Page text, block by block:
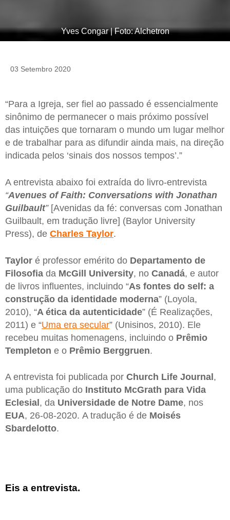
Yves Congar | Foto: Alchetron
03 Setembro 2020
“Para a Igreja, ser fiel ao passado é essencialmente
sinônimo de permanecer o mais próximo possível
das intuições que tornaram o mundo um lugar melhor
e de trabalhar para as difundir ainda mais, na direção
indicada pelos ‘sinais dos nossos tempos’.”
A entrevista abaixo foi extraída do livro-entrevista
“Avenues of Faith: Conversations with Jonathan
Guilbault”[Avenidas da fé: conversas com Jonathan
Guilbault, em tradução livre] (Baylor University
Press), de Charles Taylor.
Taylor é professor emérito do Departamento de
Filosofia da McGill University, no Canadá, e autor
de livros influentes, incluindo “As fontes do self: a
construção da identidade moderna” (Loyola,
2010), “A ética da autenticidade” (É Realizações,
2011) e “Uma era secular” (Unisinos, 2010). Ele
recebeu muitas homenagens, incluindo o Prêmio
Templeton e o Prêmio Berggruen.
A entrevista foi publicada por Church Life Journal ,
uma publicação do Instituto McGrath para Vida
Eclesial , da Universidade de Notre Dame, nos
EUA, 26-08-2020. A tradução é de Moisés
Sbardelotto.
Eis a entrevista.